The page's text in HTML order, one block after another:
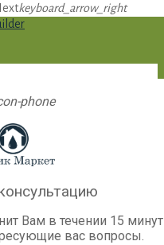
keyboard_arrow_right
phone
Вам в течении 15
вас вопросы.